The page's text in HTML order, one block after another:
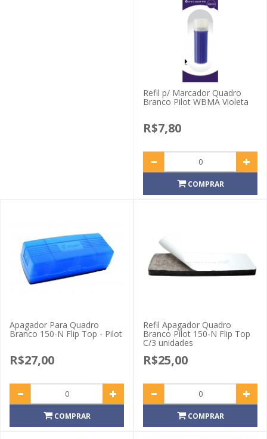
Refil p/ Marcador Quadro
Branco Pilot WBMA Violeta
R$7,80
COMPRAR
Apagador Para Quadro
Branco 150-N Flip Top - Pilot
R$27,00
COMPRAR
Refil Apagador Quadro
Branco Pilot 150-N Flip Top
C/3 unidades
R$25,00
COMPRAR